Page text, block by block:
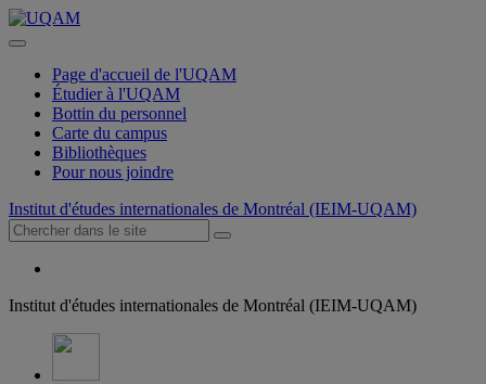
Page d'accueil de l'UQAM
Étudier à l'UQAM
Bottin du personnel
Carte du campus
Bibliothèques
Pour nous joindre
Institut d'études internationales de Montréal (IEIM-UQAM)
Institut d'études internationales de Montréal (IEIM-UQAM)